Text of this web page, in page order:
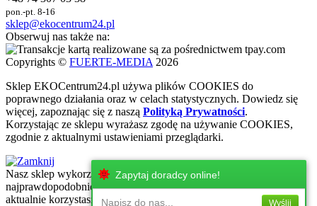
pon.-pt. 8-16
sklep@ekocentrum24.pl
Obserwuj nas także na:
Copyrights © FUERTE-MEDIA 2026
Sklep EKOCentrum24.pl używa plików COOKIES do
poprawnego działania oraz w celach statystycznych. Dowiedz się
więcej, zapoznając się z naszą Polityką Prywatności.
Korzystając ze sklepu wyrażasz zgodę na używanie COOKIES,
zgodnie z aktualnymi ustawieniami przeglądarki.
Nasz sklep wykorzystuje najnowsze technologie internetowe, które
najprawdopodobniej nie są wspierane przez urżadzenie, z którego
aktualnie korzystasz. Zachęcamy do korzystania z urzadzeń z
Zapytaj doradcy online!
Napisz do nas... Wyślij